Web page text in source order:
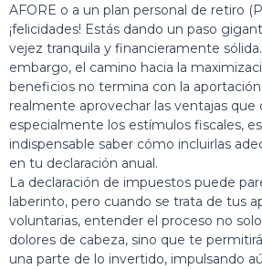
AFORE o a un plan personal de retiro
¡felicidades! Estás dando un paso
vejez tranquila y financieramente
embargo, el camino hacia la
beneficios no termina con la
realmente aprovechar las ventajas que
especialmente los estímulos fiscales, es
indispensable saber cómo incluirlas
en tu declaración anual.
La declaración de impuestos puede
laberinto, pero cuando se trata de tus
voluntarias, entender el proceso no
dolores de cabeza, sino que te
una parte de lo invertido, impulsando